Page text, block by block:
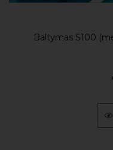
Baltymas S100